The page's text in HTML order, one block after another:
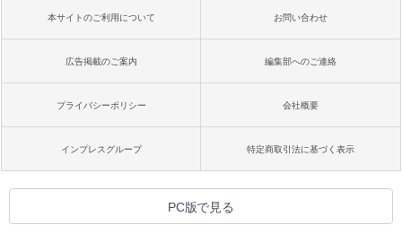
本サイトのご利用について お問い合わせ
広告掲載のご案内 編集部へのご連絡
プライバシーポリシー 会社概要
インプレスグループ 特定商取引法に基づく表示
PC版で見る